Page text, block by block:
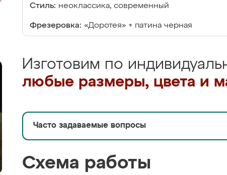
Стиль: неоклассика, современный
Фрезеровка: «Доротея» + патина черная
Изготовим по
любые размеры, цвета и
Часто задаваемые вопросы
Схема работы